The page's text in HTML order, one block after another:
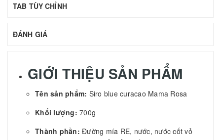
TAB TÙY CHỈNH
ĐÁNH GIÁ
GIỚI THIỆU SẢN PHẨM
Tên sản phẩm: Siro blue curacao Mama Rosa
Khối lượng: 700g
Thành phần: Đường mía RE, nước, nước cốt vỏ